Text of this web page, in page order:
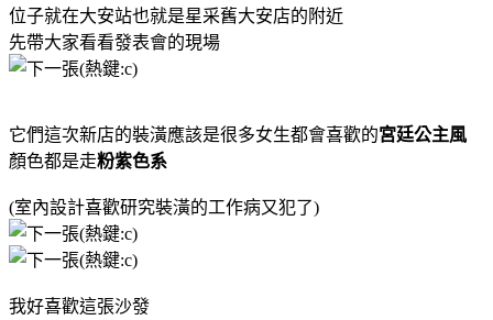
位子就在大安站也就是星采舊大安店的附近
先帶大家看看發表會的現場
它們這次新店的裝潢應該是很多女生都會喜歡的宮廷公主風
顏色都是走粉紫色系
(室內設計喜歡研究裝潢的工作病又犯了)
我好喜歡這張沙發